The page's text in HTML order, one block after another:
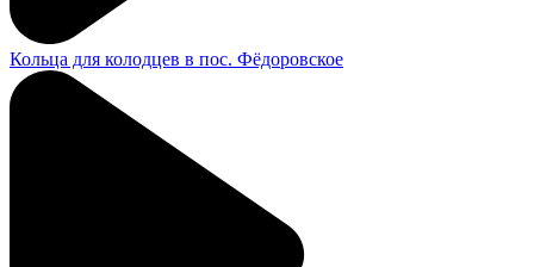
Кольца для колодцев в пос. Фёдоровское